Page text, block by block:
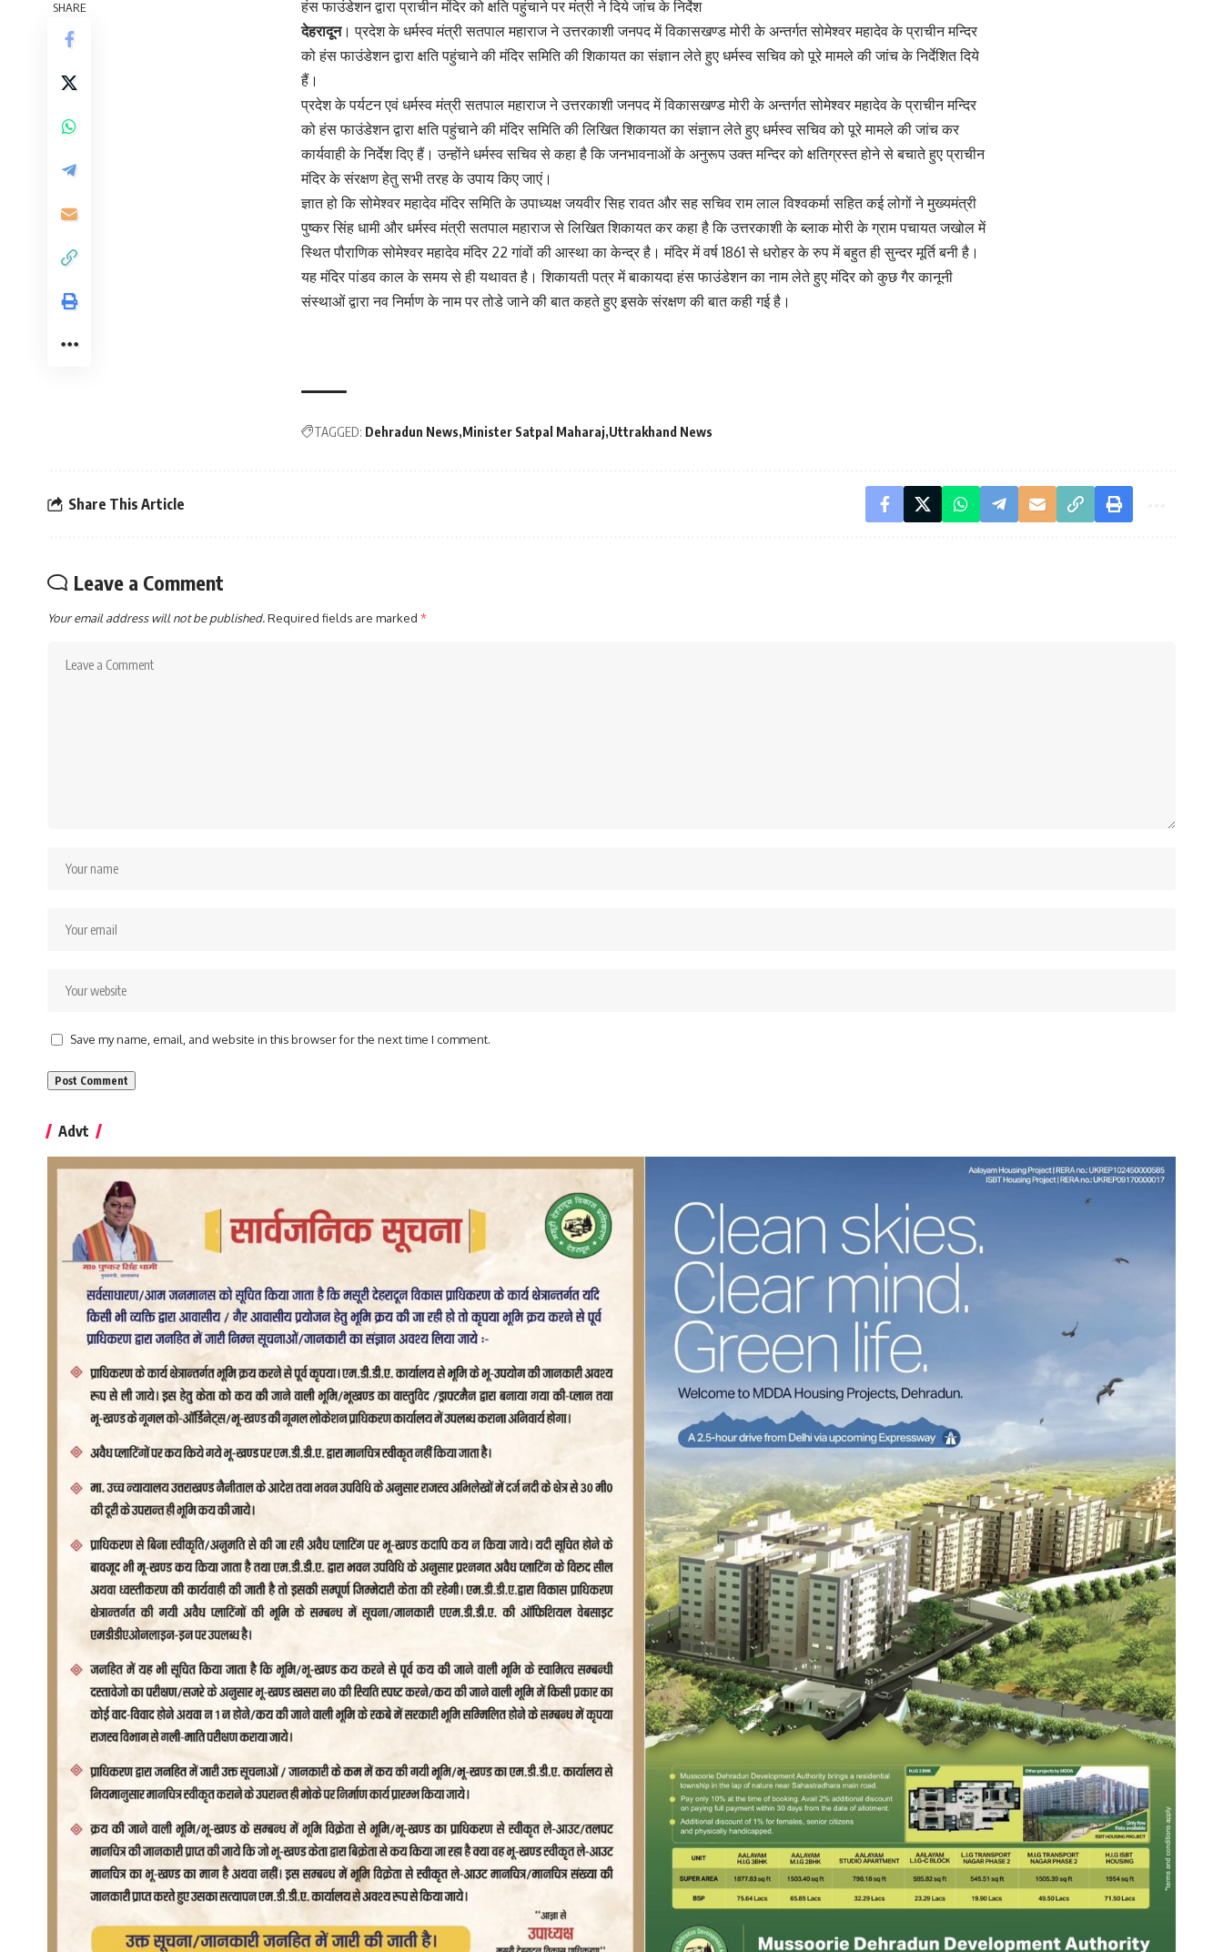
SHARE
हंस फाउंडेशन द्वारा प्राचीन मंदिर को क्षति पहुंचाने पर मंत्री ने दिये जांच के निर्देश
देहरादून। प्रदेश के धर्मस्व मंत्री सतपाल महाराज ने उत्तरकाशी जनपद में विकासखण्ड मोरी के अन्तर्गत सोमेश्वर महादेव के प्राचीन मन्दिर
को हंस फाउंडेशन द्वारा क्षति पहुंचाने की मंदिर समिति की शिकायत का संज्ञान लेते हुए धर्मस्व सचिव को पूरे मामले की जांच के निर्देशित दिये
हैं।
प्रदेश के पर्यटन एवं धर्मस्व मंत्री सतपाल महाराज ने उत्तरकाशी जनपद में विकासखण्ड मोरी के अन्तर्गत सोमेश्वर महादेव के प्राचीन मन्दिर
को हंस फाउंडेशन द्वारा क्षति पहुंचाने की मंदिर समिति की लिखित शिकायत का संज्ञान लेते हुए धर्मस्व सचिव को पूरे मामले की जांच कर
कार्यवाही के निर्देश दिए हैं। उन्होंने धर्मस्व सचिव से कहा है कि जनभावनाओं के अनुरूप उक्त मन्दिर को क्षतिग्रस्त होने से बचाते हुए प्राचीन
मंदिर के संरक्षण हेतु सभी तरह के उपाय किए जाएं।
ज्ञात हो कि सोमेश्वर महादेव मंदिर समिति के उपाध्यक्ष जयवीर सिह रावत और सह सचिव राम लाल विश्वकर्मा सहित कई लोगों ने मुख्यमंत्री
पुष्कर सिंह धामी और धर्मस्व मंत्री सतपाल महाराज से लिखित शिकायत कर कहा है कि उत्तरकाशी के ब्लाक मोरी के ग्राम पचायत जखोल में
स्थित पौराणिक सोमेश्वर महादेव मंदिर 22 गांवों की आस्था का केन्द्र है। मंदिर में वर्ष 1861 से धरोहर के रुप में बहुत ही सुन्दर मूर्ति बनी है।
यह मंदिर पांडव काल के समय से ही यथावत है। शिकायती पत्र में बाकायदा हंस फाउंडेशन का नाम लेते हुए मंदिर को कुछ गैर कानूनी
संस्थाओं द्वारा नव निर्माण के नाम पर तोडे जाने की बात कहते हुए इसके संरक्षण की बात कही गई है।
TAGGED: Dehradun News Minister Satpal Maharaj Uttrakhand News
Share This Article
Leave a Comment
Your email address will not be published.Required fields are marked *
Save my name, email, and website in this browser for the next time I comment.
Advt